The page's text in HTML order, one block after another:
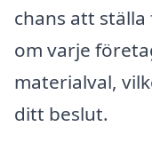
chans att
om varje
materialval,
ditt beslut.